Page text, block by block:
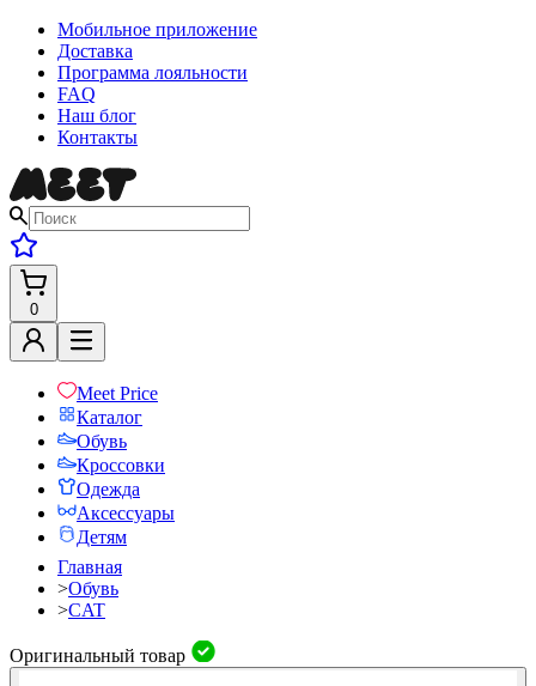
Мобильное приложение
Доставка
Программа лояльности
FAQ
Наш блог
Контакты
0
Meet Price
Каталог
Обувь
Кроссовки
Одежда
Аксессуары
Детям
Главная
>Обувь
>CAT
Оригинальный товар